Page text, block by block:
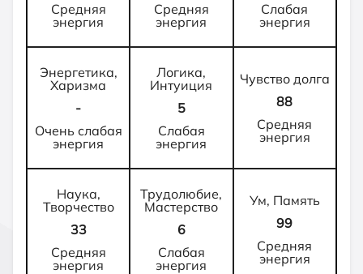
Средняя
энергия
Средняя
энергия
Слабая
энергия
Энергетика,
Харизма
-
Очень слабая
энергия
Логика,
Интуиция
5
Слабая
энергия
Чувство долга
88
Средняя
энергия
Наука,
Творчество
33
Средняя
энергия
Трудолюбие,
Мастерство
6
Слабая
энергия
Ум, Память
99
Средняя
энергия